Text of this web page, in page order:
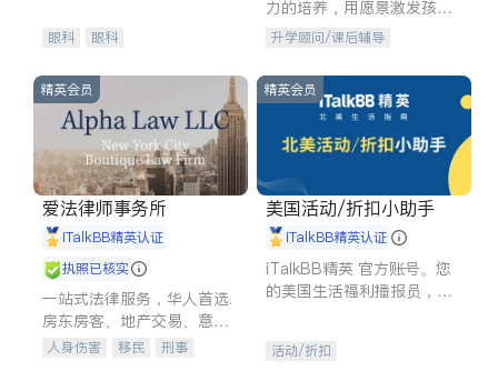
眼科 眼科
力的培养，用愿景激发孩子
的学习潜力和动力。理念：
拥有成长型心态是成功的基
石。
升学顾问/课后辅导
精英会员
爱法律师事务所
iTalkBB精英认证
执照已核实
一站式法律服务，华人首选.
房东房客、地产交易、意外
伤害、车祸重伤、商业诉
人身伤害 移民
刑事
精英会员
美国活动/折扣小助手
iTalkBB精英认证
iTalkBB精英 官方账号。您
的美国生活福利播报员，精
专属福利。
活动/折扣